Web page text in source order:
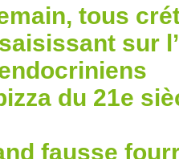
tous
sur
du 21e
fausse